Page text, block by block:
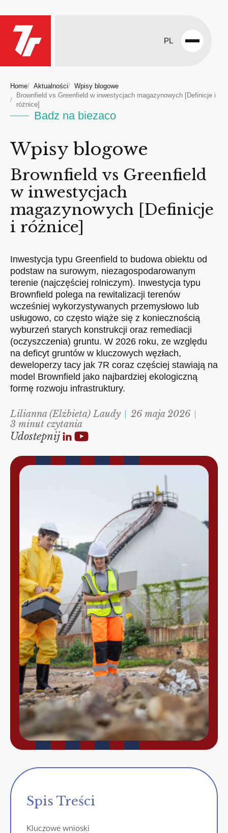
PL
Open
Home Aktualności
Wpisy blogowe
Brownfield vs Greenfield w inwestycjach magazynowych [Definicje i
różnice]
Badz na biezaco
Wpisy blogowe
Brownfield vs Greenfield
w inwestycjach
magazynowych [Definicje
i różnice]
Inwestycja typu Greenfield to budowa obiektu od
podstaw na surowym, niezagospodarowanym
terenie (najczęściej rolniczym). Inwestycja typu
Brownfield polega na rewitalizacji terenów
wcześniej wykorzystywanych przemysłowo lub
usługowo, co często wiąże się z koniecznością
wyburzeń starych konstrukcji oraz remediacji
(oczyszczenia) gruntu. W 2026 roku, ze względu
na deficyt gruntów w kluczowych węzłach,
deweloperzy tacy jak 7R coraz częściej stawiają na
model Brownfield jako najbardziej ekologiczną
formę rozwoju infrastruktury.
Lilianna (Elżbieta) Laudy
26 maja 2026
3 minut czytania
Udostepnij
Spis Treści
Kluczowe wnioski